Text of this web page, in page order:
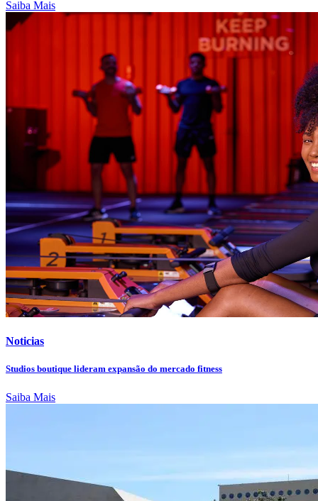
Saiba Mais
Noticias
Studios boutique lideram expansão do mercado fitness
Saiba Mais